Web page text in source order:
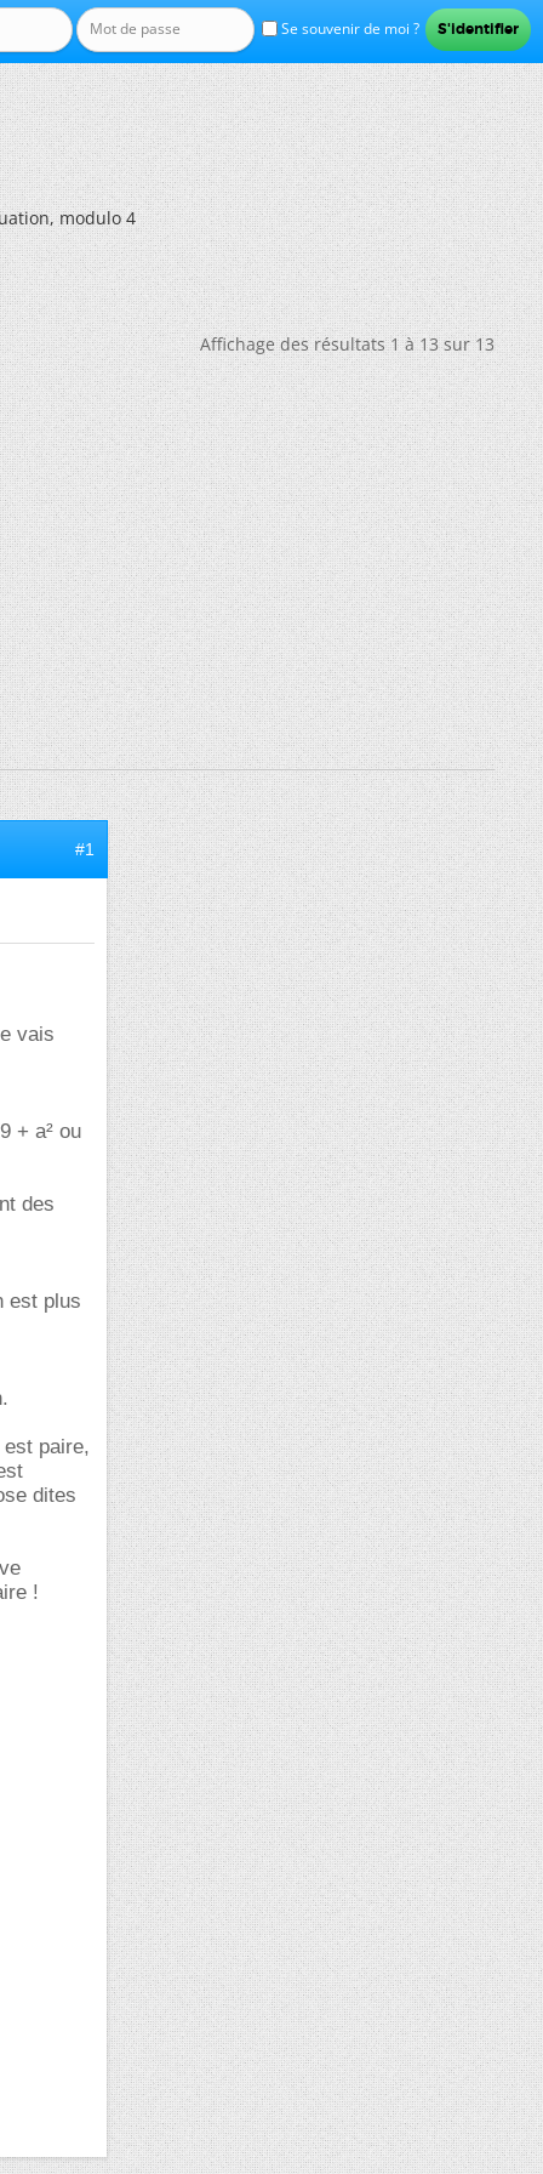
Se souvenir de moi ?
modulo 4
Affichage des résultats 1 à 13 sur 13
#1
vais
+ a² ou
des
est plus
paire,
dites
!